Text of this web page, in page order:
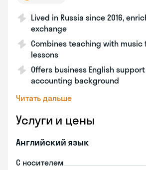
Lived in Russia since 2016,
exchange
Combines teaching with music
lessons
Offers business English
accounting background
Читать дальше
Услуги и цены
Английский язык
С носителем